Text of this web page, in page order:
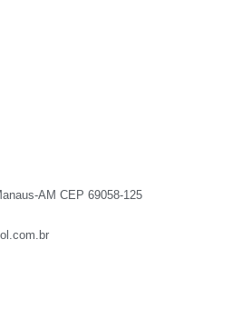
AM CEP 69058-125